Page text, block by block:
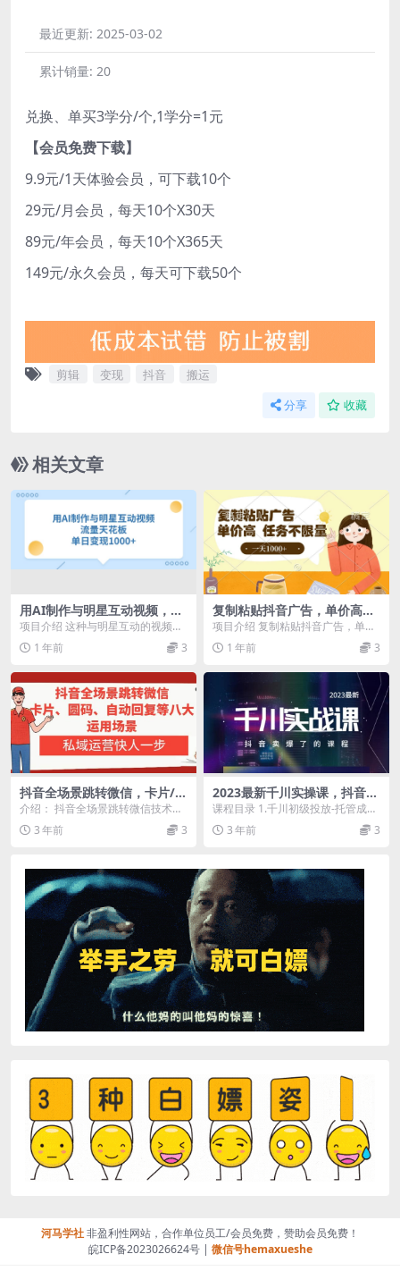
最近更新: 2025-03-02
累计销量: 20
兑换、单买3学分/个,1学分=1元
【会员免费下载】
9.9元/1天体验会员，可下载10个
29元/月会员，每天10个X30天
89元/年会员，每天10个X365天
149元/永久会员，每天可下载50个
剪辑 变现 抖音 搬运
分享 收藏
相关文章
用AI制作与明星互动视频，单
日变现1000+，流量天花板
项目介绍 这种与明星互动的视频非
常有意思，明星自带光环流量说白
了，就是蹭热度，流...
1 年前 3
复制粘贴抖音广告，单价高，
一部手机就能做，任务不限
量，一天1000+
项目介绍 复制粘贴抖音广告，单价
高，一部手机就能做，任务不限
量，一天1000+ ...
1 年前 3
抖音全场景跳转微信，卡片/圆
码/自动回复等八大运用场景，
私域运营快人一步
介绍： 抖音全场景跳转微信技术揭
秘，包含私信卡片跳转、私信圆码
跳转、自动回复跳转...
3 年前 3
2023最新千川实操课，抖音卖
爆了的课程（20节视频课）
课程目录 1.千川初级投放-托管成交.
mp4 2.千川初级投放-托管-支付ro
i... 3 年前 3
河马学社非盈利性网站，合作单位员工/会员免费，赞助会员免费！
皖ICP备2023026624号 | 微信号hemaxueshe